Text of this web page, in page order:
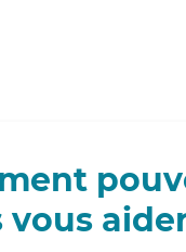
vous